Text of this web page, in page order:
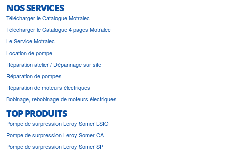
NOS SERVICES
Télécharger le Catalogue Motralec
Télécharger le Catalogue 4 pages Motralec
Le Service Motralec
Location de pompe
Réparation atelier / Dépannage sur site
Réparation de pompes
Réparation de moteurs électriques
Bobinage, rebobinage de moteurs électriques
TOP PRODUITS
Pompe de surpression Leroy Somer LSIO
Pompe de surpression Leroy Somer CA
Pompe de surpression Leroy Somer SP